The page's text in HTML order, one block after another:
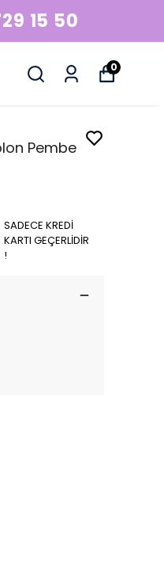
0
Pembe
SADECE KREDİ
KARTI GEÇERLİDİR
!